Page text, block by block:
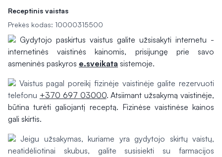
Receptinis vaistas
Prekės kodas: 10000315500
Gydytojo paskirtus vaistus galite užsisakyti internetu -
internetinės vaistinės kainomis, prisijungę prie savo
asmeninės paskyros e.sveikata sistemoje.
Vaistus pagal poreikį fizinėje vaistinėje galite rezervuoti
telefonu +370 697 03000. Atsiimant užsakymą vaistinėje,
būtina turėti galiojantį receptą. Fizinėse vaistinėse kainos
gali skirtis.
Jeigu užsakymas, kuriame yra gydytojo skirtų vaistų,
neatidėliotinai skubus, galite susisiekti su farmacijos